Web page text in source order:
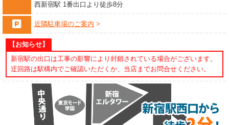
西新宿駅 1番出口より徒歩8分
近隣駐車場のご案内
【お知らせ】
新宿駅の出口は工事の影響により封鎖されている場合がございます。
迂回路は駅構内でご確認いただくか、当店までお問合せください。